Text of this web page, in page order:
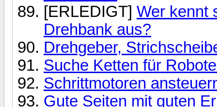
[ERLEDIGT] Wer kennt
Drehbank aus?
Drehgeber,
Suche Ketten für
Schrittmotoren
Gute Seiten mit guten